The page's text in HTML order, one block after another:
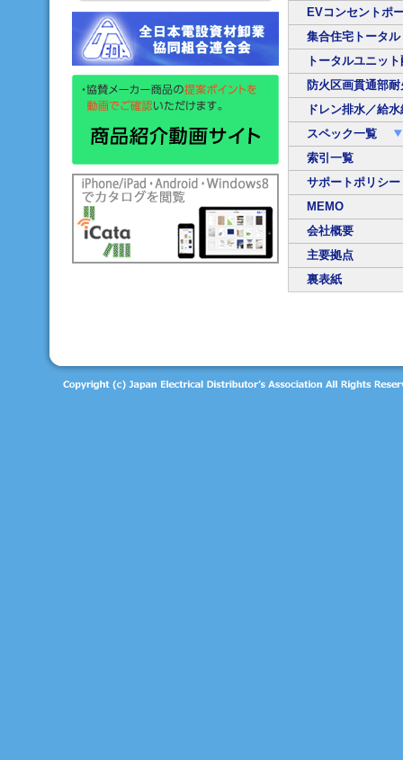
EVコンセントポ
集合住宅トータ
トータルユニッ
防火区画貫通部
ドレン排水／給
スペック一覧
索引一覧
サポートポリシー
MEMO
会社概要
主要拠点
裏表紙